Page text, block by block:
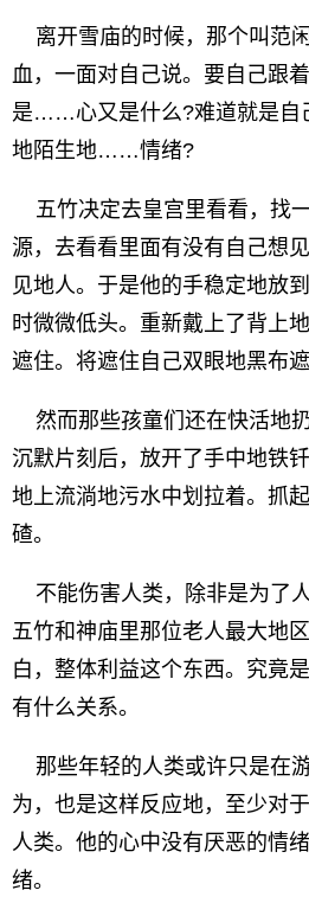
离开雪庙的时候，那个叫范
血，一面对自己说。要自己跟
是……心又是什么?难道就是自
地陌生地……情绪?
五竹决定去皇宫里看看，找
源，去看看里面有没有自己想
见地人。于是他的手稳定地放
时微微低头。重新戴上了背上
遮住。将遮住自己双眼地黑布遮
然而那些孩童们还在快活地
沉默片刻后，放开了手中地铁
地上流淌地污水中划拉着。抓
碴。
不能伤害人类，除非是为了
五竹和神庙里那位老人最大地
白，整体利益这个东西。究竟
有什么关系。
那些年轻的人类或许只是在
为，也是这样反应地，至少对
人类。他的心中没有厌恶的情
绪。